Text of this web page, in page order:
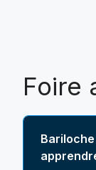
Foire